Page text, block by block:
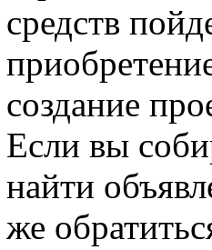
средств
создание
Если вы
найти
же